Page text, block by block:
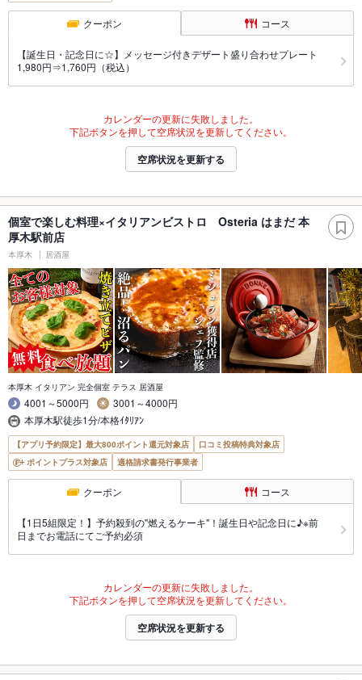
クーポン コース
【誕生日・記念日に☆】メッセージ付きデザート盛り合わせプレート
1,980円⇒1,760円（税込）
カレンダーの更新に失敗しました。
下記ボタンを押して空席状況を更新してください。
空席状況を更新する
個室で楽しむ料理×イタリアンビストロ Osteria はまだ 本
厚木駅前店
本厚木 居酒屋
本厚木 イタリアン 完全個室 テラス 居酒屋
4001～5000円
3001～4000円
本厚木駅徒歩1分/本格ｲﾀﾘｱﾝ
【アプリ予約限定】最大800ポイント還元対象店
口コミ投稿特典対象店
ポイントプラス対象店
適格請求書発行事業者
クーポン コース
【1日5組限定！】予約殺到の"燃えるケーキ"！誕生日や記念日に♪※前
日までお電話にてご予約必須
カレンダーの更新に失敗しました。
下記ボタンを押して空席状況を更新してください。
空席状況を更新する